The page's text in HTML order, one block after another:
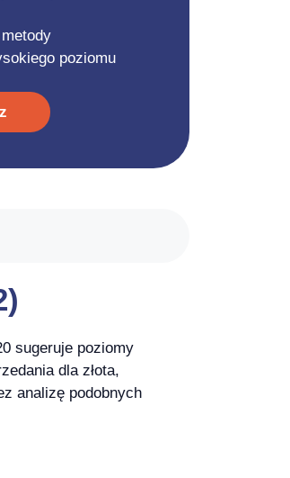
poziomu
sugeruje poziomy
dla złota,
analizę podobnych